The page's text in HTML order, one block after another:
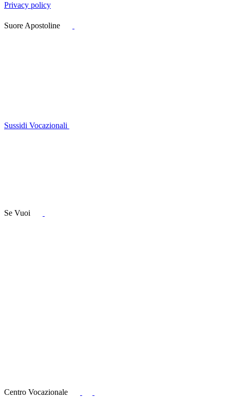
Privacy policy
Suore Apostoline
Sussidi Vocazionali
Se Vuoi
Centro Vocazionale